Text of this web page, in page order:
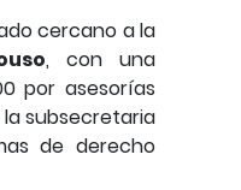
cercano a la
, con una
por asesorías
la subsecretaria
de derecho